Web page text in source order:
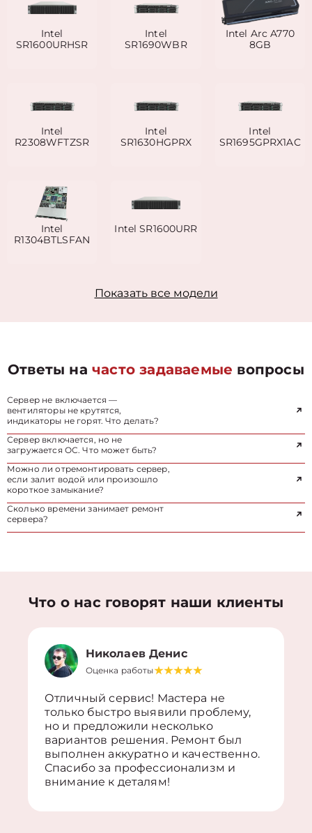
Intel
SR1600URHSR
Intel
SR1690WBR
Intel Arc A770
8GB
Intel
R2308WFTZSR
Intel
SR1630HGPRX
Intel
SR1695GPRX1AC
Intel
R1304BTLSFAN
Intel SR1600URR
Показать все модели
Ответы начасто задаваемые вопросы
Сервер не включается —
вентиляторы не крутятся,
индикаторы не горят. Что делать?
Сервер включается, но не
загружается ОС. Что может быть?
Можно ли отремонтировать сервер,
если залит водой или произошло
короткое замыкание?
Сколько времени занимает ремонт
сервера?
Что о нас говорят наши клиенты
Николаев Денис
Оценка работы
Отличный сервис! Мастера не
только быстро выявили проблему,
но и предложили несколько
вариантов решения. Ремонт был
выполнен аккуратно и качественно.
Спасибо за профессионализм и
внимание к деталям!